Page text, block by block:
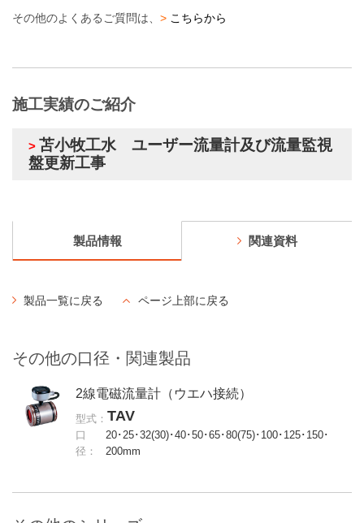
その他のよくあるご質問は、 > こちらから
施工実績のご紹介
> 苫小牧工水 ユーザー流量計及び流量監視
盤更新工事
製品情報 関連資料
製品一覧に戻る ページ上部に戻る
その他の口径・関連製品
2線電磁流量計（ウエハ接続）
型式： TAV
口
径：
20･25･32(30)･40･50･65･80(75)･100･125･150･
200mm